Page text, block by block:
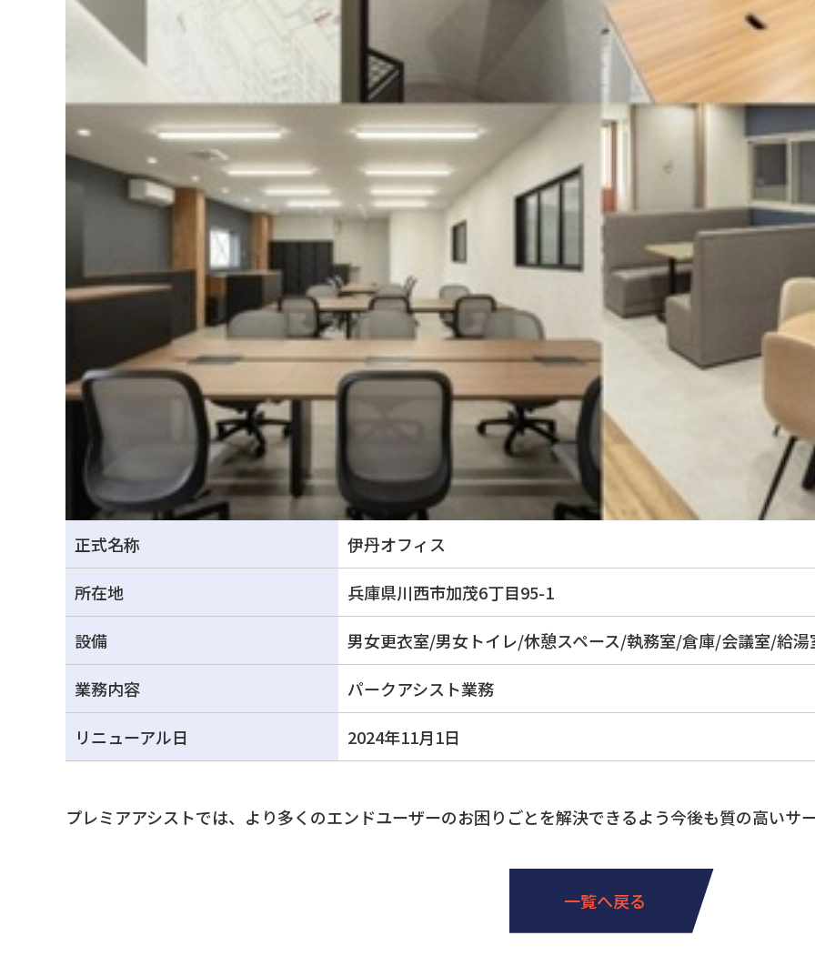
正式名称 伊丹オフィス
所在地 兵庫県川西市加茂6丁目95-1
設備 男女更衣室/男女トイレ/休憩スペース/執務室/倉庫/会議室/給湯
業務内容 パークアシスト業務
リニューアル日 2024年11月1日
プレミアアシストでは、より多くのエンドユーザーのお困りごとを解決できるよう今後も質の高いサ
一覧へ戻る